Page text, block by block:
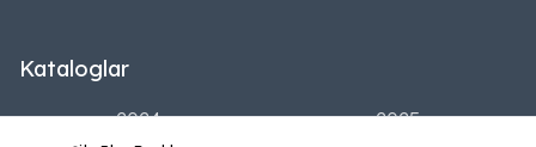
Kataloglar
2024 2025